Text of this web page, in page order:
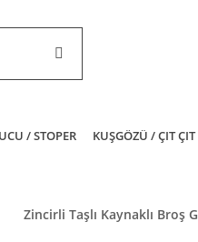
/ STOPER KUŞGÖZÜ / ÇIT ÇIT
Zincirli Taşlı Kaynaklı Broş